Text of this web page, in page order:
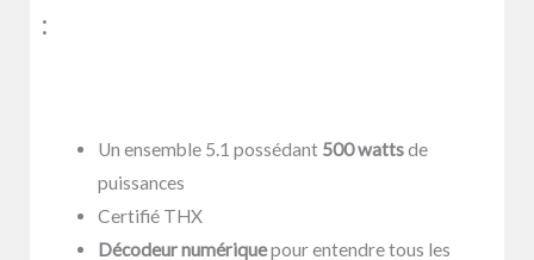
:
Un ensemble 5.1 possédant 500 wattsde
puissances
Certifié THX
Décodeur numériquepour entendre tous les